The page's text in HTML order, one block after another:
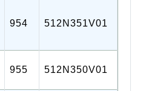
954 512N351V01
955 512N350V01